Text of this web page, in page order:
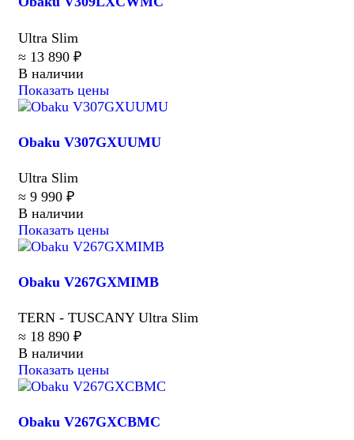
Ultra Slim
≈ 13 890 ₽
В наличии
Показать цены
Obaku V307GXUUMU
Ultra Slim
≈ 9 990 ₽
В наличии
Показать цены
Obaku V267GXMIMB
TERN - TUSCANY Ultra Slim
≈ 18 890 ₽
В наличии
Показать цены
Obaku V267GXCBMC